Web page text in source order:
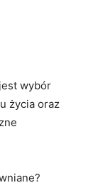
wybór
życia oraz